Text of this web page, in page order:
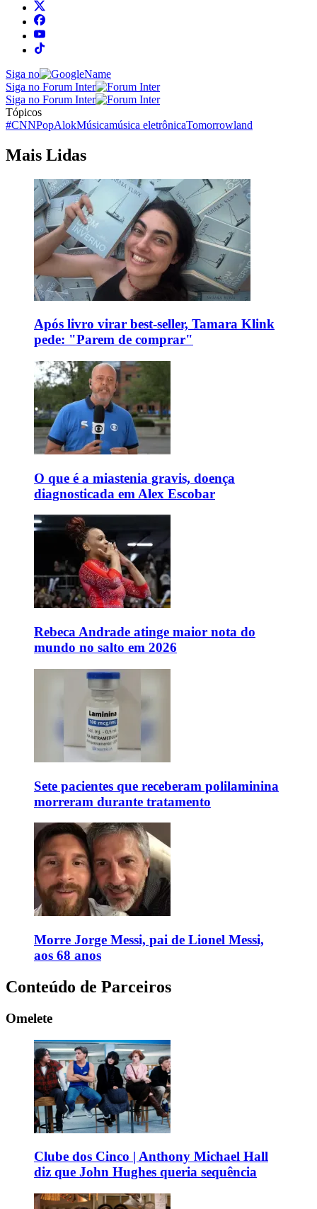
Siga no
Siga no Forum Inter
Siga no Forum Inter
Tópicos
#CNNPopAlokMúsicamúsica eletrônicaTomorrowland
Mais Lidas
Após livro virar best-seller, Tamara Klink
pede: "Parem de comprar"
O que é a miastenia gravis, doença
diagnosticada em Alex Escobar
Rebeca Andrade atinge maior nota do
mundo no salto em 2026
Sete pacientes que receberam polilaminina
morreram durante tratamento
Morre Jorge Messi, pai de Lionel Messi,
aos 68 anos
Conteúdo de Parceiros
Omelete
Clube dos Cinco | Anthony Michael Hall
diz que John Hughes queria sequência